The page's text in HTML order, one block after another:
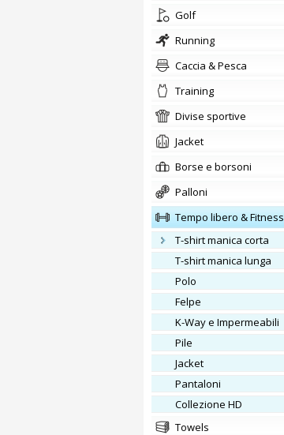
golf
running
Caccia & Pesca
training
divise sportive
jacket
borse e borsoni
palloni
Tempo libero & Fitness
T-shirt manica corta
T-shirt manica lunga
polo
Felpe
K-Way e Impermeabili
Pile
Jacket
Pantaloni
Collezione HD
towels